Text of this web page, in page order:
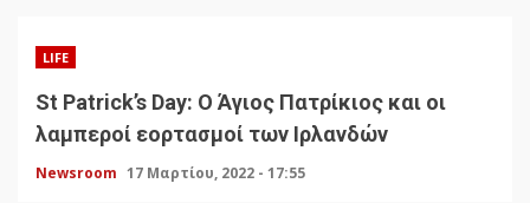
LIFE
St Patrick’s Day: Ο Άγιος Πατρίκιος και οι
λαμπεροί εορτασμοί των Ιρλανδών
Newsroom 17 Μαρτίου, 2022 - 17:55